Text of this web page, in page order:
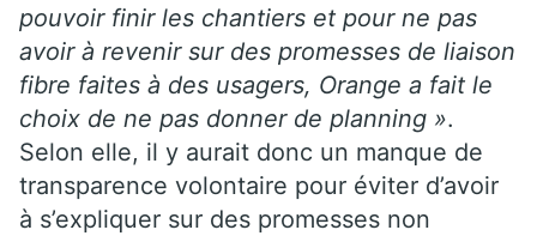
pouvoir finir les chantiers et pour ne pas
avoir à revenir sur des promesses de liaison
fibre faites à des usagers, Orange a fait le
choix de ne pas donner de planning ».
Selon elle, il y aurait donc un manque de
transparence volontaire pour éviter d’avoir
à s’expliquer sur des promesses non